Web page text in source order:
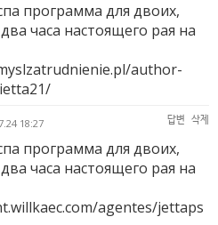
программа для двоих,
часа настоящего рая на
author-
18:27 답변 삭제
программа для двоих,
часа настоящего рая на
agentes/jettaps